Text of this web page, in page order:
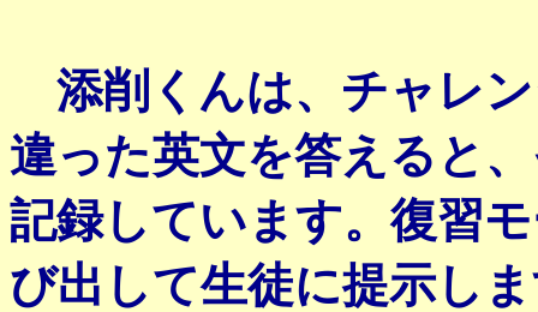
添削くんは、チャレ
違った英文を答えると
記録しています。復習
び出して生徒に提示し